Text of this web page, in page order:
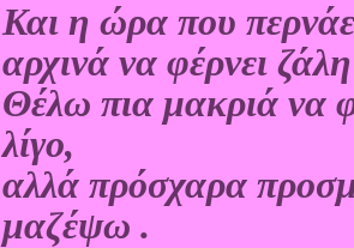
Και η ώρα που
αρχινά να φέρνει
Θέλω πια μακριά να
λίγο,
αλλά πρόσχαρα
μαζέψω .